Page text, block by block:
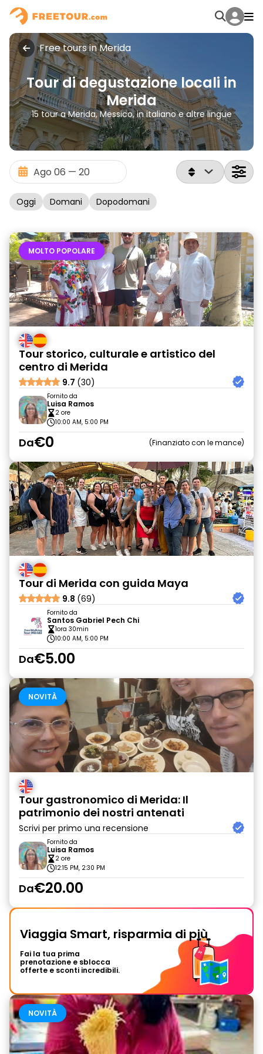
Free tours in Merida
Tour di degustazione locali in
Merida
15 tour a Merida, Messico, in italiano e altre lingue
Oggi Domani Dopodomani
MOLTO POPOLARE
Tour storico, culturale e artistico del
centro di Merida
9.7 (30)
Fornito da
Luisa Ramos
2 ore
10:00 AM, 5:00 PM
Da€0 Finanziato con le mance
Tour di Merida con guida Maya
9.8 (69)
Fornito da
Santos Gabriel Pech Chi
1ora 30min
10:00 AM, 5:00 PM
Da€5.00
NOVITÀ
Tour gastronomico di Merida: Il
patrimonio dei nostri antenati
Scrivi per primo una recensione
Fornito da
Luisa Ramos
2 ore
12:15 PM, 2:30 PM
Da€20.00
Viaggia Smart, risparmia di più
Fai la tua prima
prenotazione e sblocca
offerte e sconti incredibili.
NOVITÀ